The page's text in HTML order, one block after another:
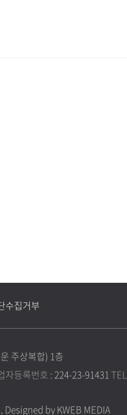
수집거부
주상복합) 1층
자등록번호 : 224-23-91431TEL
Designed by KWEB MEDIA